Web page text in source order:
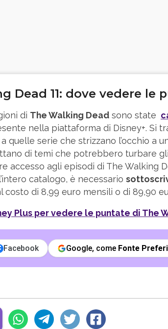
Dead 11: dove vedere le
di The Walking Dead sono state
nella piattaforma di Disney+. Si
quelle serie che strizzano l’occhio a
di temi che potrebbero turbare
accesso agli episodi di The Walking
catalogo, è necessario
costo di 8,99 euro mensili o di 89,90
Plus per vedere le puntate di The
Facebook Google, come Fonte